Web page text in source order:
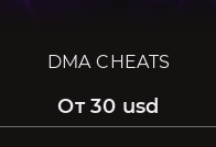
DMA CHEATS
От 30 usd